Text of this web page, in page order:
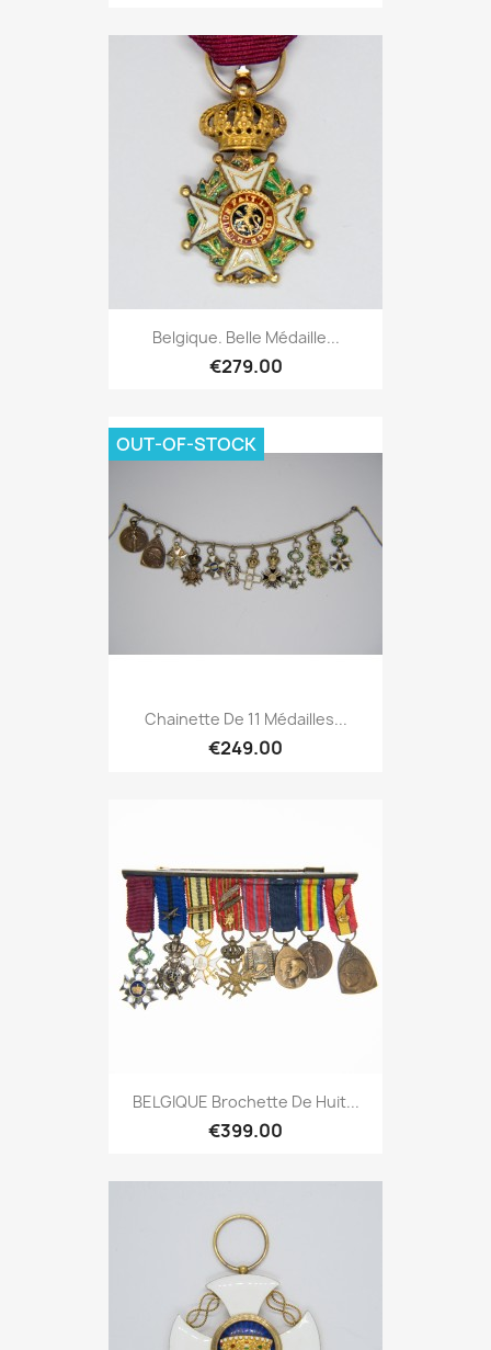
Belgique. Belle Médaille...
€279.00
Chainette De 11 Médailles...
€249.00
OUT-OF-STOCK
BELGIQUE Brochette De Huit...
€399.00